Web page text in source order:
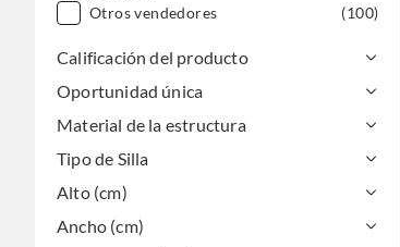
Otros vendedores (100)
Calificación del producto
Oportunidad única
Material de la estructura
Tipo de Silla
Alto (cm)
Ancho (cm)